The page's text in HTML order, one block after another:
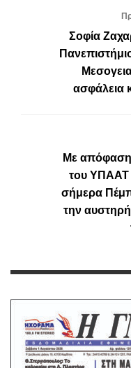
Σοφία
ασφάλεια
Με απόφαση
του ΥΠΑΑΤ
σήμερα
την